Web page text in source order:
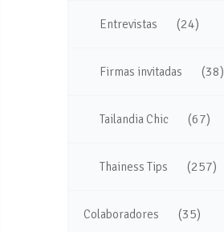
Entrevistas (24)
Firmas invitadas (38)
Tailandia Chic (67)
Thainess Tips (257)
Colaboradores (35)